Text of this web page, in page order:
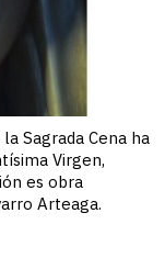
Sagrada Cena ha
Virgen,
es obra
Arteaga.